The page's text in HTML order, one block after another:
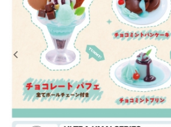
販促用空カプセル
レンタル
景品・玩具・文具
販促用カプセルトイ